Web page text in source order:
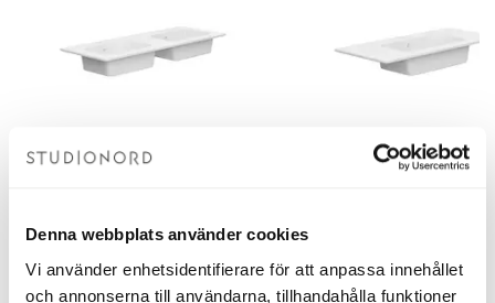
Denna webbplats använder cookies
Vi använder enhetsidentifierare för att anpassa innehållet
och annonserna till användarna, tillhandahålla funktioner
4 850 kr 3 250 kr